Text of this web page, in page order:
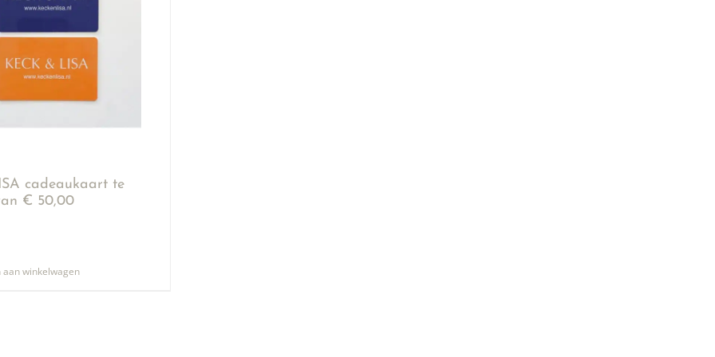
cadeaukaart te
€ 50,00
aan winkelwagen